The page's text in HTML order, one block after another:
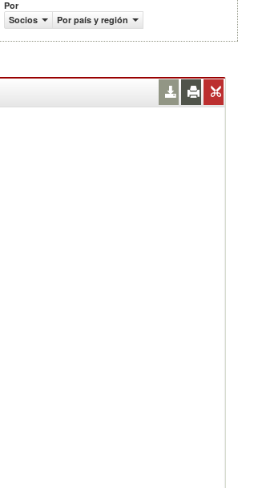
Por
Socios
Por país y región